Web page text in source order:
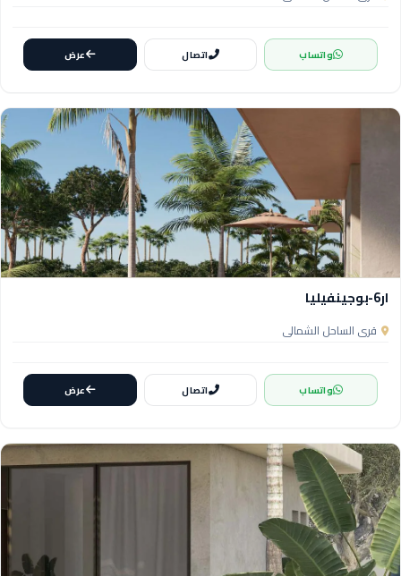
واتساب اتصال عرض
ار6-بوجينفيليا
قرى الساحل الشمالي
واتساب اتصال عرض